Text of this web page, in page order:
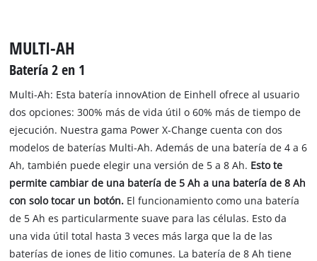
MULTI-AH
Batería 2 en 1
Multi-Ah: Esta batería innovAtion de Einhell ofrece al usuario
dos opciones: 300% más de vida útil o 60% más de tiempo de
ejecución. Nuestra gama Power X-Change cuenta con dos
modelos de baterías Multi-Ah. Además de una batería de 4 a 6
Ah, también puede elegir una versión de 5 a 8 Ah. Esto te
permite cambiar de una batería de 5 Ah a una batería de 8 Ah
con solo tocar un botón. El funcionamiento como una batería
de 5 Ah es particularmente suave para las células. Esto da
una vida útil total hasta 3 veces más larga que la de las
baterías de iones de litio comunes. La batería de 8 Ah tiene